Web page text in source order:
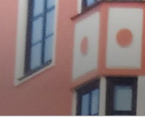
sisältöön